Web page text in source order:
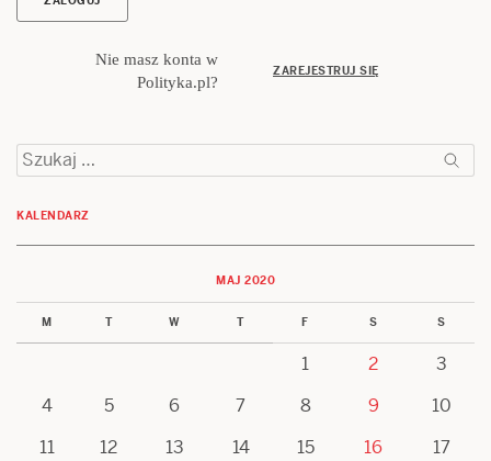
Nie masz konta w
Polityka.pl?
ZAREJESTRUJ SIĘ
Szukaj:
KALENDARZ
MAJ 2020
M T W T F S S
1 2
3
4
5 6 7 8 9
10
11
12 13 14 15 16
17